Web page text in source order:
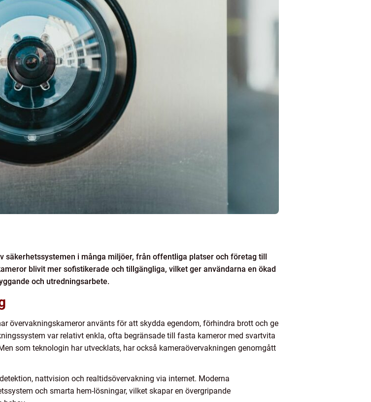
säkerhetssystemen i många miljöer, från offentliga platser och företag till
blivit mer sofistikerade och tillgängliga, vilket ger användarna en ökad
och utredningsarbete.
övervakningskameror använts för att skydda egendom, förhindra brott och ge
var relativt enkla, ofta begränsade till fasta kameror med svartvita
som teknologin har utvecklats, har också kameraövervakningen genomgått
nattvision och realtidsövervakning via internet. Moderna
och smarta hem-lösningar, vilket skapar en övergripande